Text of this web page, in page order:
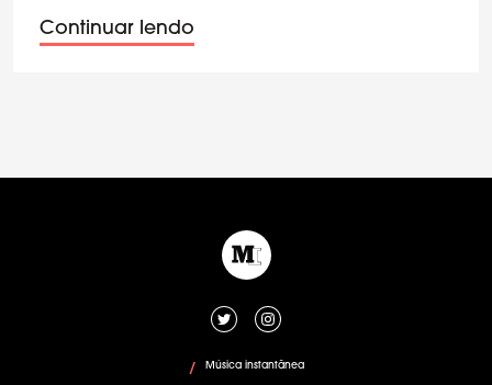
Continuar lendo
/ Música instantânea